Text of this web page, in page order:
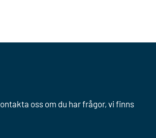
oss om du har frågor, vi finns